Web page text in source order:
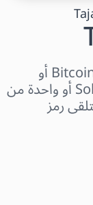
اشترِ بطاقات هدايا Tajawal باستخدام Bitcoin أو
Ethereum أو USDC أو USDT أو Solana أو واحدة من
رمز